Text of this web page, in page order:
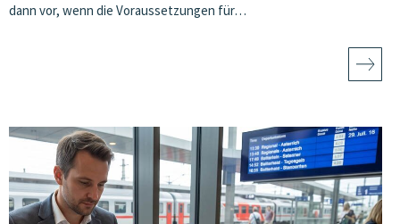
dann vor, wenn die Voraussetzungen für…